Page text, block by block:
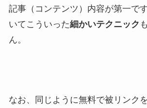
記事（コンテンツ）内容が第一で
いてこういった細かいテクニック
ん。
なお、同じように無料で被リンク